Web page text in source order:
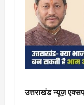
उत्तराखंड न्यूज़